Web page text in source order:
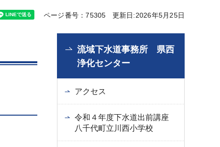
ページ番号：75305 更新日:2026年5月25日
流域下水道事務所 県西
浄化センター
アクセス
令和４年度下水道出前講座
八千代町立川西小学校